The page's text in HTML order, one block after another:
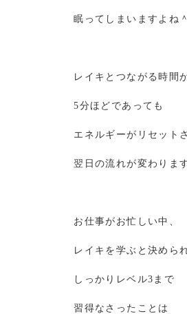
眠ってしまいますよね
レイキとつながる時間
5分ほどであっても
エネルギーがリセット
翌日の流れが変わりま
お仕事がお忙しい中、
レイキを学ぶと決めら
しっかりレベル3まで
習得なさったことは